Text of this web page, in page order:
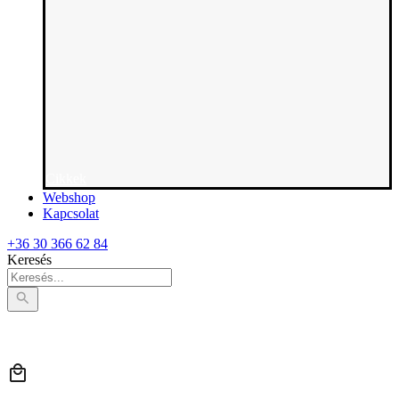
Webshop
Kapcsolat
+36 30 366 62 84
Keresés